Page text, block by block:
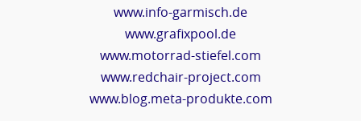
www.info-garmisch.de
www.grafixpool.de
www.motorrad-stiefel.com
www.redchair-project.com
www.blog.meta-produkte.com